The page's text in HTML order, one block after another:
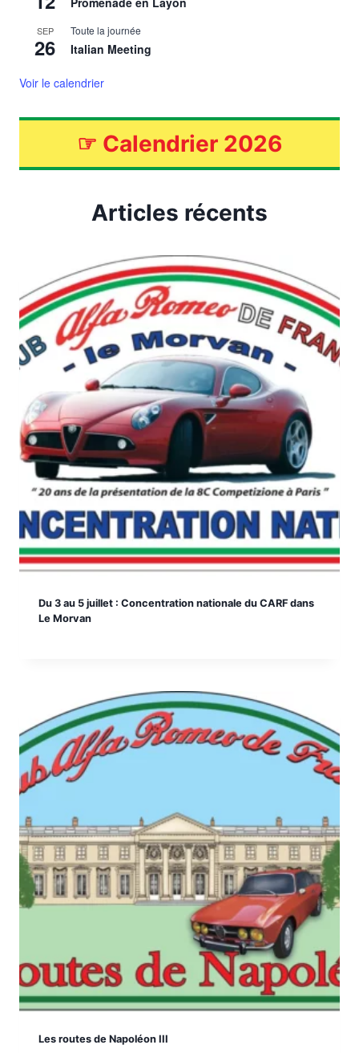
SEP
26
Toute la journée
Italian Meeting
Voir le calendrier
☞ Calendrier 2026
Articles récents
Du 3 au 5 juillet : Concentration nationale du CARF dans
Le Morvan
Les routes de Napoléon III